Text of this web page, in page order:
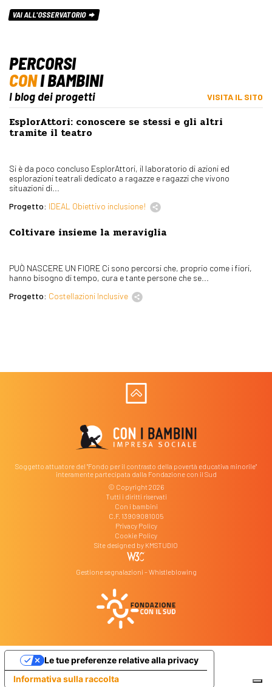
VAI ALL'OSSERVATORIO
PERCORSI
CONI BAMBINI
I blog dei progetti VISITA IL SITO
EsplorAttori: conoscere se stessi e gli altri
tramite il teatro
Si è da poco concluso EsplorAttori, il laboratorio di azioni ed
esplorazioni teatrali dedicato a ragazze e ragazzi che vivono
situazioni di...
Progetto: IDEAL Obiettivo inclusione!
Coltivare insieme la meraviglia
PUÒ NASCERE UN FIORE Ci sono percorsi che, proprio come i fiori,
hanno bisogno di tempo, cura e tante persone che se...
Progetto: Costellazioni Inclusive
Soggetto attuatore del "Fondo per il contrasto della povertà educativa minorile"
interamente partecipata dalla Fondazione con il Sud
© Copyright 2026
Tutti i diritti riservati
Con i bambini
C.F. 13909081005
Privacy Policy
Cookie Policy
Site designed by KMSTUDIO
Gestione segnalazioni – Whistleblowing
Informativa sulla raccolta
Le tue preferenze relative alla privacy